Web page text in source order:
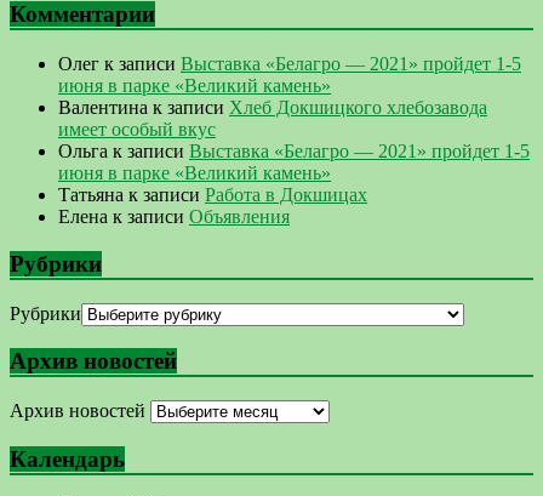
Комментарии
Олег к записи Выставка «Белагро — 2021» пройдет 1-5
июня в парке «Великий камень»
Валентина к записи Хлеб Докшицкого хлебозавода
имеет особый вкус
Ольга к записи Выставка «Белагро — 2021» пройдет 1-5
июня в парке «Великий камень»
Татьяна к записи Работа в Докшицах
Елена к записи Объявления
Рубрики
Рубрики
Архив новостей
Архив новостей
Календарь